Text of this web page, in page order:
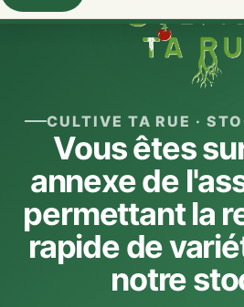
CULTIVE TA RUE ·
Vous êtes
annexe de
permettant la
rapide de
notre